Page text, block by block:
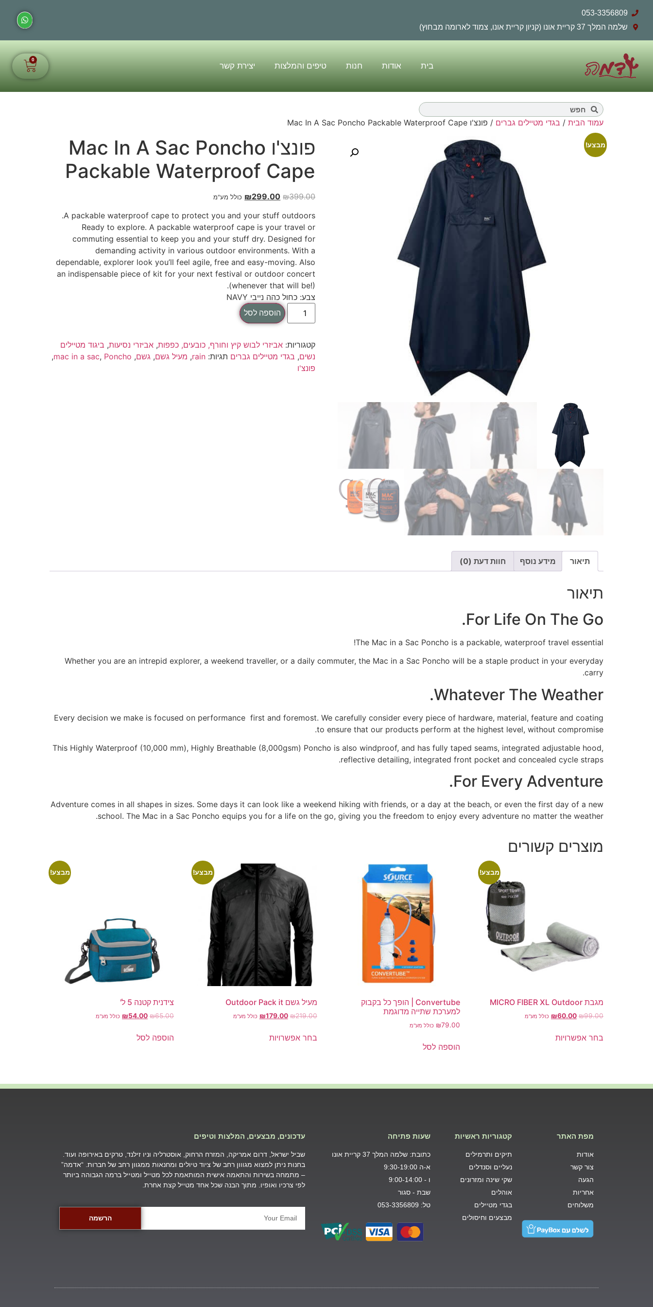
053-3356809
שלמה המלך 37 קריית אונו (קניון קריית אונו, צמוד לארומה מבחוץ)
בית אודות חנות טיפים והמלצות יצירת קשר
0
עמוד הבית / בגדי מטיילים גברים / פונצ'ו Mac In A Sac Poncho Packable Waterproof Cape
מבצע!
פונצ'ו Mac In A Sac Poncho
Packable Waterproof Cape
₪399.00
₪299.00 כולל מע"מ
A packable waterproof cape to protect you and your stuff outdoors.
Ready to explore. A packable waterproof cape is your travel or
commuting essential to keep you and your stuff dry. Designed for
demanding activity in various outdoor environments. With a
dependable, explorer look you’ll feel agile, free and easy-moving. Also
an indispensable piece of kit for your next festival or outdoor concert
(whenever that will be!).
צבע: כחול כהה נייבי NAVY
הוספה לסל
קטגוריות: אביזרי לבוש קיץ וחורף, כובעים, כפפות, אביזרי נסיעות, ביגוד מטיילים
נשים, בגדי מטיילים גברים תגיות: rain
, מעיל גשם, גשם,
mac in a sac, Poncho
,
פונצ'ו
תיאור מידע נוסף חוות דעת (0)
תיאור
For Life On The Go.
The Mac in a Sac Poncho is a packable, waterproof travel essential!
Whether you are an intrepid explorer, a weekend traveller, or a daily commuter, the Mac in a Sac Poncho will be a staple product in your everyday
carry.
Whatever The Weather.
Every decision we make is focused on performance ­ first and foremost. We carefully consider every piece of hardware, material, feature and coating
to ensure that our products perform at the highest level, without compromise.
This Highly Waterproof (10,000 mm), Highly Breathable (8,000gsm) Poncho is also windproof, and has fully taped seams, integrated adjustable hood,
reflective detailing, integrated front pocket and concealed cycle straps.
For Every Adventure.
Adventure comes in all shapes in sizes. Some days it can look like a weekend hiking with friends, or a day at the beach, or even the first day of a new
school. The Mac in a Sac Poncho equips you for a life on the go, giving you the freedom to enjoy every adventure no matter the weather.
מוצרים קשורים
מבצע!
מגבת MICRO FIBER XL Outdoor
₪99.00
₪60.00 כולל מע"מ
בחר אפשרויות
Convertube | הופך כל בקבוק
למערכת שתייה מדוגמת
₪79.00 כולל מע"מ
הוספה לסל
מבצע!
מעיל גשם Outdoor Pack it
₪219.00
₪179.00 כולל מע"מ
בחר אפשרויות
מבצע!
צידנית קטנה 5 ל'
₪65.00
₪54.00 כולל מע"מ
הוספה לסל
מפת האתר
אודות
צור קשר
הגעה
אחריות
משלוחים
קטגוריות ראשיות
תיקים ותרמילים
נעליים וסנדלים
שקי שינה ומזרונים
אוהלים
בגדי מטיילים
מבצעים וחיסולים
שעות פתיחה
כתובת: שלמה המלך 37 קריית אונו
א-ה 9:30-19:00
ו - 9:00-14:00
שבת - סגור
טל: 053-3356809
עדכונים, מבצעים, המלצות וטיפים
שביל ישראל, דרום אמריקה, המזרח הרחוק, אוסטרליה וניו זילנד, טרקים באירופה ועוד.
בחנות ניתן למצוא מגווון רחב של ציוד טיולים ומחנאות ממגוון רחב של חברות. “אדמה”
– מתמחה בשירות והתאמה אישית המותאמת לכל מטייל ומטייל ברמה הגבוהה ביותר
לפי צרכיו ואופיו. מתוך הבנה שכל אחד מטייל קצת אחרת.
הרשמה